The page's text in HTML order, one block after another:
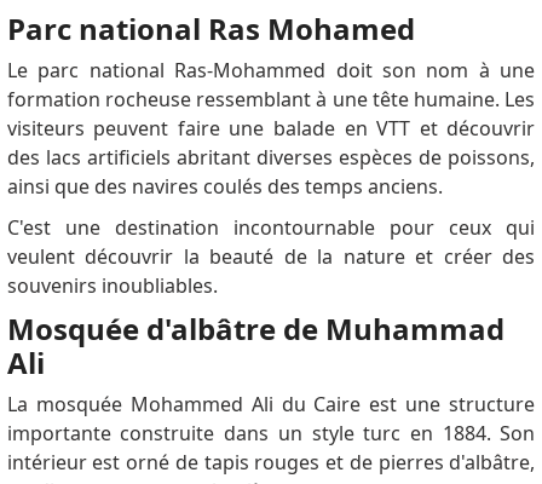
knowledge and offering us this valuable resource.
Where do we apply for this 5 year visa? Online? In our
home country? In Egypt? I recently arrived in Cairo
and was told to apply in my home country, but they
have no idea how to apply also? Do I need to go to
the Passport Office in central Cairo for this?
Bruce Bryandit:
What is the point of a five year visa, if I have to go to
the immigration office every 90 days?....and then they
expect people to pay a fee every 90 days ON TOP of
the $700??????? Seems typically Egyptian.....Make
every job as difficult as possible and fleece people of
as much money as possible at every opportunity.
Paywithmoondit:
The Egypt 5-year multiple-entry visa allows travelers
Parc national Ras Mohamed
Le parc national Ras-Mohammed doit son nom à une
formation rocheuse ressemblant à une tête humaine. Les
visiteurs peuvent faire une balade en VTT et découvrir
des lacs artificiels abritant diverses espèces de poissons,
ainsi que des navires coulés des temps anciens.
C'est une destination incontournable pour ceux qui
veulent découvrir la beauté de la nature et créer des
souvenirs inoubliables.
Mosquée d'albâtre de Muhammad
Ali
La mosquée Mohammed Ali du Caire est une structure
importante construite dans un style turc en 1884. Son
intérieur est orné de tapis rouges et de pierres d'albâtre,